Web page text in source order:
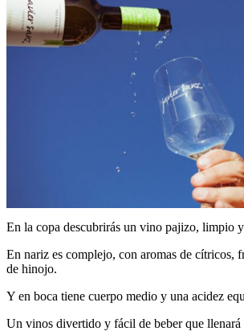
En la copa descubrirás un vino pajizo, limpio
En nariz es complejo, con aromas de cítricos,
de hinojo.
Y en boca tiene cuerpo medio y una acidez
Un vinos divertido y fácil de beber que